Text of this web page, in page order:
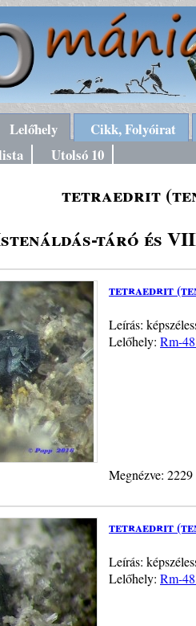
Lelőhely
Cikk, Folyóirat
Utolsó 10
tetraedrit
táró és
tetraedrit
Leírás:
Lelőhely: Rm-
Megnézve:
tetraedrit
Leírás:
Lelőhely: Rm-